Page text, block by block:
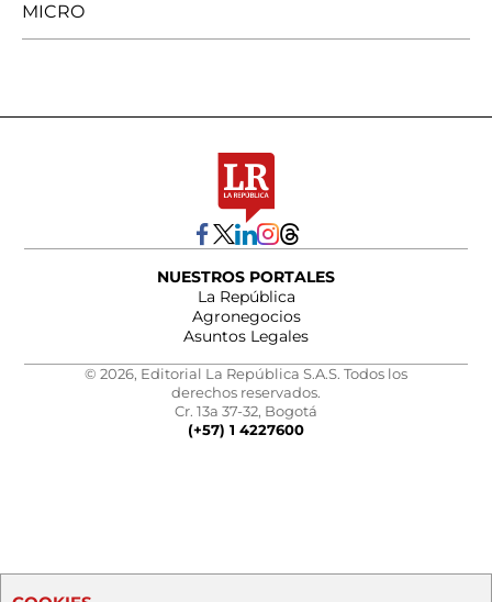
MICRO
NUESTROS PORTALES
La República
Agronegocios
Asuntos Legales
© 2026, Editorial La República S.A.S. Todos los
derechos reservados.
Cr. 13a 37-32, Bogotá
(+57) 1 4227600